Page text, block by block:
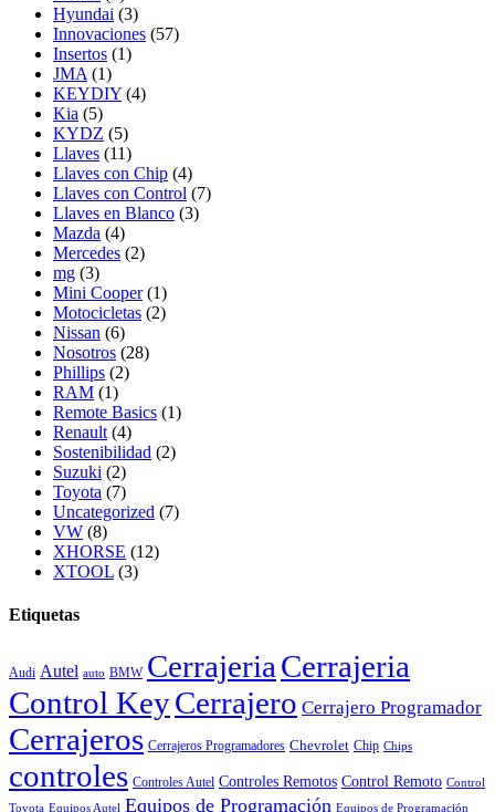
Hyundai (3)
Innovaciones (57)
Insertos (1)
JMA (1)
KEYDIY (4)
Kia (5)
KYDZ (5)
Llaves (11)
Llaves con Chip (4)
Llaves con Control (7)
Llaves en Blanco (3)
Mazda (4)
Mercedes (2)
mg (3)
Mini Cooper (1)
Motocicletas (2)
Nissan (6)
Nosotros (28)
Phillips (2)
RAM (1)
Remote Basics (1)
Renault (4)
Sostenibilidad (2)
Suzuki (2)
Toyota (7)
Uncategorized (7)
VW (8)
XHORSE (12)
XTOOL (3)
Etiquetas
Audi Autel auto BMW Cerrajeria Cerrajeria
Control KeyCerrajero Cerrajero Programador
Cerrajeros Cerrajeros Programadores Chevrolet Chip Chips
controles Controles Autel Controles Remotos Control Remoto Control
Toyota Equipos Autel Equipos de Programación Equipos de Programación